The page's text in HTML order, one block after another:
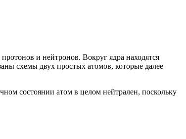
и нейтронов. Вокруг ядра находятся
схемы двух простых атомов, которые далее
состоянии атом в целом нейтрален, поскольку